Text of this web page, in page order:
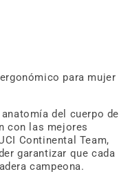
para mujer
del cuerpo de
con las mejores
Continental Team,
garantizar que cada
campeona.